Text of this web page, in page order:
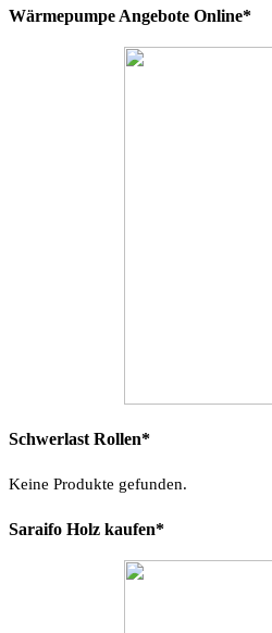
Wärmepumpe Angebote Online*
Schwerlast Rollen*
Keine Produkte gefunden.
Saraifo Holz kaufen*